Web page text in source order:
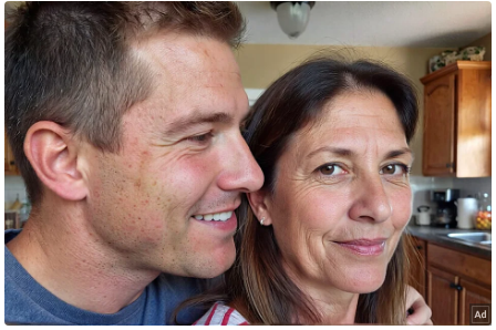
श
न
शि
प
रा
ज
नी
ति
वि
श्ले
ष